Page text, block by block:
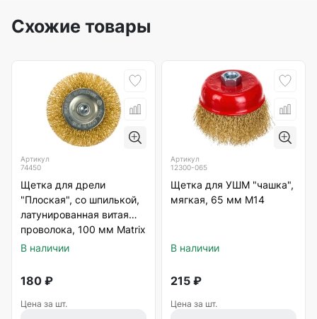
Схожие товары
Артикул
74450
Щетка для дрели
"Плоская", со шпилькой,
латунированная витая
проволока, 100 мм Matrix
В наличии
180 ₽
Цена за шт.
Артикул
12300-065
Щетка для УШМ "чашка",
мягкая, 65 мм М14
В наличии
215 ₽
Цена за шт.